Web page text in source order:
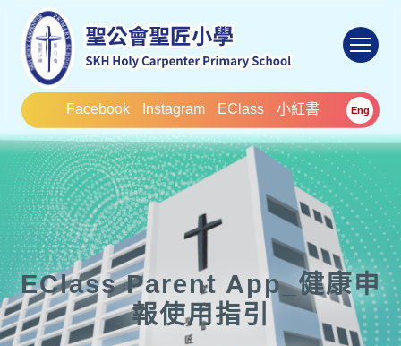
Facebook Instagram EClass 小紅書 Eng
EClass Parent App_健康申
報使用指引